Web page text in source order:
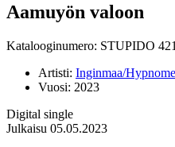
Aamuyön valoon
Katalooginumero: STUPIDO 421
Artisti: Inginmaa/
Vuosi: 2023
Digital single
Julkaisu 05.05.2023